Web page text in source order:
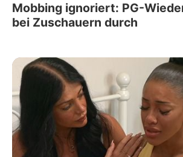
Mobbing ignoriert: PG-
bei Zuschauern durch